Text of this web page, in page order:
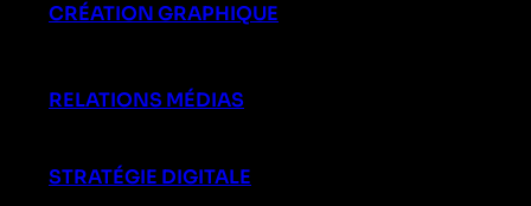
CRÉATION GRAPHIQUE
RELATIONS MÉDIAS
STRATÉGIE DIGITALE